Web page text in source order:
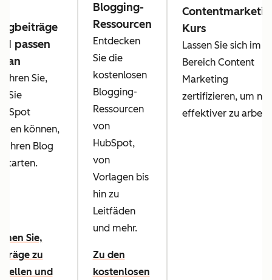
passen
an
Sie,
Sie
können,
Ihren Blog
starten.
Sie,
zu
und
Blogging-
Ressourcen
Entdecken
Sie die
kostenlosen
Blogging-
Ressourcen
von
HubSpot,
von
Vorlagen bis
hin zu
Leitfäden
und mehr.
Zu den
kostenlosen
Kurs
Lassen Sie sich im
Bereich Content
Marketing
zertifizieren, um
effektiver zu